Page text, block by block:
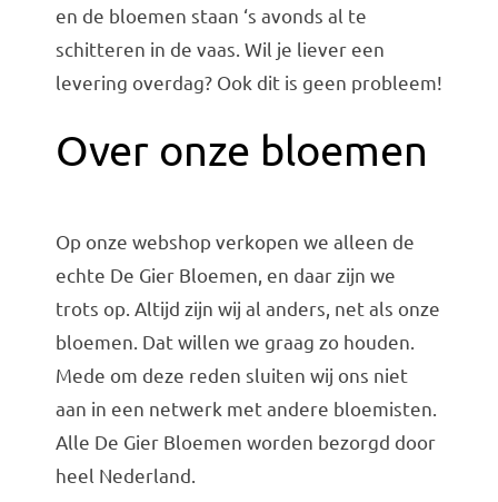
en de bloemen staan ‘s avonds al te
schitteren in de vaas. Wil je liever een
levering overdag? Ook dit is geen probleem!
Over onze bloemen
Op onze webshop verkopen we alleen de
echte De Gier Bloemen, en daar zijn we
trots op. Altijd zijn wij al anders, net als onze
bloemen. Dat willen we graag zo houden.
Mede om deze reden sluiten wij ons niet
aan in een netwerk met andere bloemisten.
Alle De Gier Bloemen worden bezorgd door
heel Nederland.